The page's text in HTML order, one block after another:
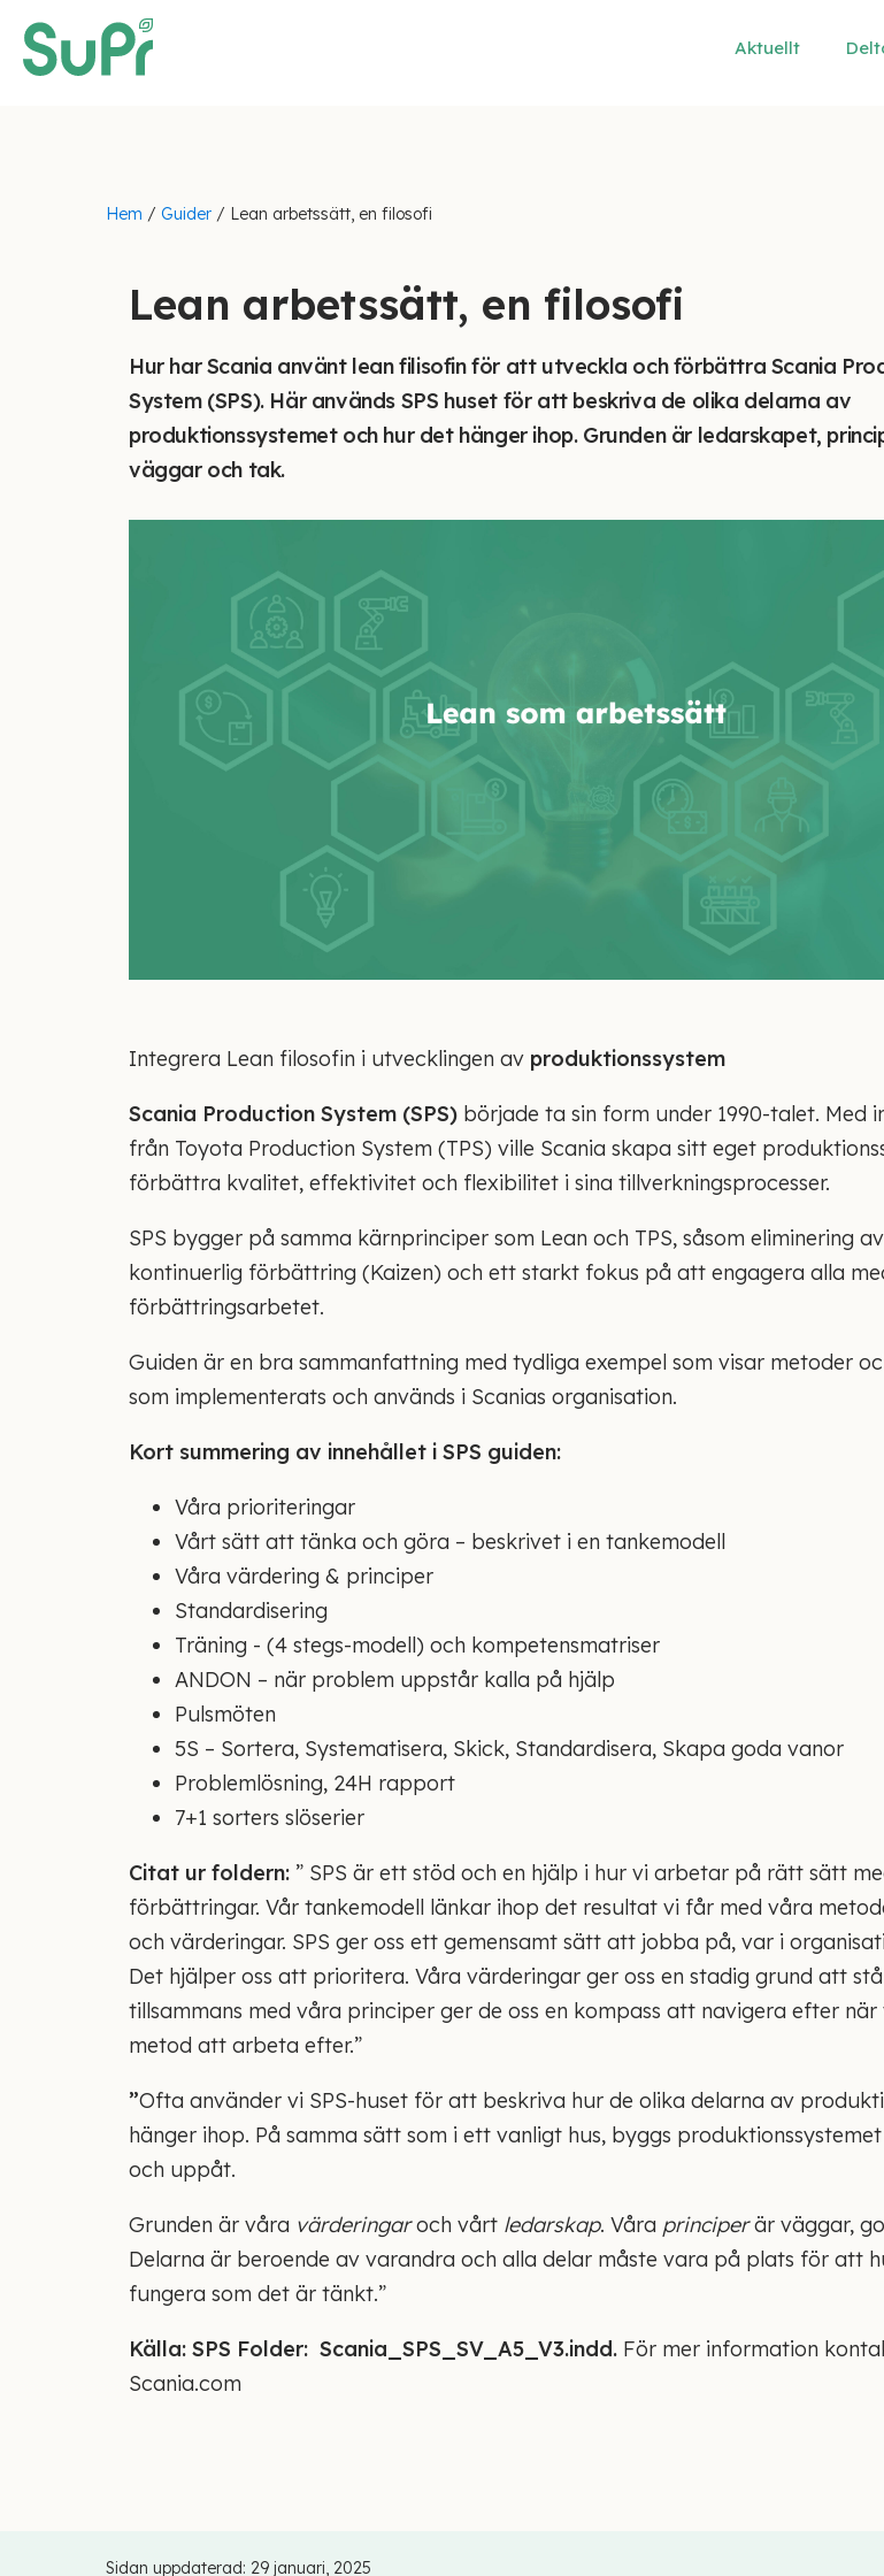
Aktuellt
Hem / Guider / Lean arbetssätt, en filosofi
Lean arbetssätt, en filosofi
Hur har Scania använt lean filisofin för att utveckla och förbättra Scania
System (SPS). Här används SPS huset för att beskriva de olika delarna av
produktionssystemet och hur det hänger ihop. Grunden är ledarskapet,
väggar och tak.
Integrera Lean filosofin i utvecklingen av produktionssystem
Scania Production System (SPS) började ta sin form under 1990-talet. Med
från Toyota Production System (TPS) ville Scania skapa sitt eget
förbättra kvalitet, effektivitet och flexibilitet i sina tillverkningsprocesser.
SPS bygger på samma kärnprinciper som Lean och TPS, såsom eliminering
kontinuerlig förbättring (Kaizen) och ett starkt fokus på att engagera alla
förbättringsarbetet.
Guiden är en bra sammanfattning med tydliga exempel som visar metoder
som implementerats och används i Scanias organisation.
Kort summering av innehållet i SPS guiden:
Våra prioriteringar
Vårt sätt att tänka och göra – beskrivet i en tankemodell
Våra värdering & principer
Standardisering
Träning - (4 stegs-modell) och kompetensmatriser
ANDON – när problem uppstår kalla på hjälp
Pulsmöten
5S – Sortera, Systematisera, Skick, Standardisera, Skapa goda vanor
Problemlösning, 24H rapport
7+1 sorters slöserier
Citat ur foldern: ” SPS är ett stöd och en hjälp i hur vi arbetar på rätt sätt
förbättringar. Vår tankemodell länkar ihop det resultat vi får med våra
och värderingar. SPS ger oss ett gemensamt sätt att jobba på, var i
Det hjälper oss att prioritera. Våra värderingar ger oss en stadig grund att
tillsammans med våra principer ger de oss en kompass att navigera efter när
metod att arbeta efter.”
”Ofta använder vi SPS-huset för att beskriva hur de olika delarna av
hänger ihop. På samma sätt som i ett vanligt hus, byggs
och uppåt.
Grunden är våra värderingaroch vårt ledarskap. Våra principerär väggar,
Delarna är beroende av varandra och alla delar måste vara på plats för att
fungera som det är tänkt.”
Källa: SPS Folder: Scania_SPS_SV_A5_V3.indd. För mer information
Scania.com
Sidan uppdaterad: 29 januari, 2025